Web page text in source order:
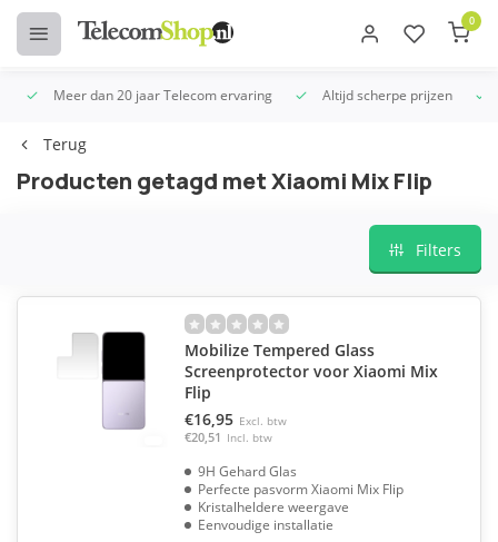
0
Meer dan 20 jaar Telecom ervaring Altijd scherpe prijzen
Terug
Producten getagd met Xiaomi Mix Flip
Filters
Mobilize Tempered Glass
Screenprotector voor Xiaomi Mix
Flip
€16,95 Excl. btw
€20,51 Incl. btw
9H Gehard Glas
Perfecte pasvorm Xiaomi Mix Flip
Kristalheldere weergave
Eenvoudige installatie